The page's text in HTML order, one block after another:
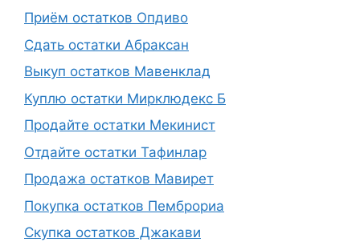
Приём остатков Опдиво
Сдать остатки Абраксан
Выкуп остатков Мавенклад
Куплю остатки Мирклюдекс Б
Продайте остатки Мекинист
Отдайте остатки Тафинлар
Продажа остатков Мавирет
Покупка остатков Пемброриа
Скупка остатков Джакави